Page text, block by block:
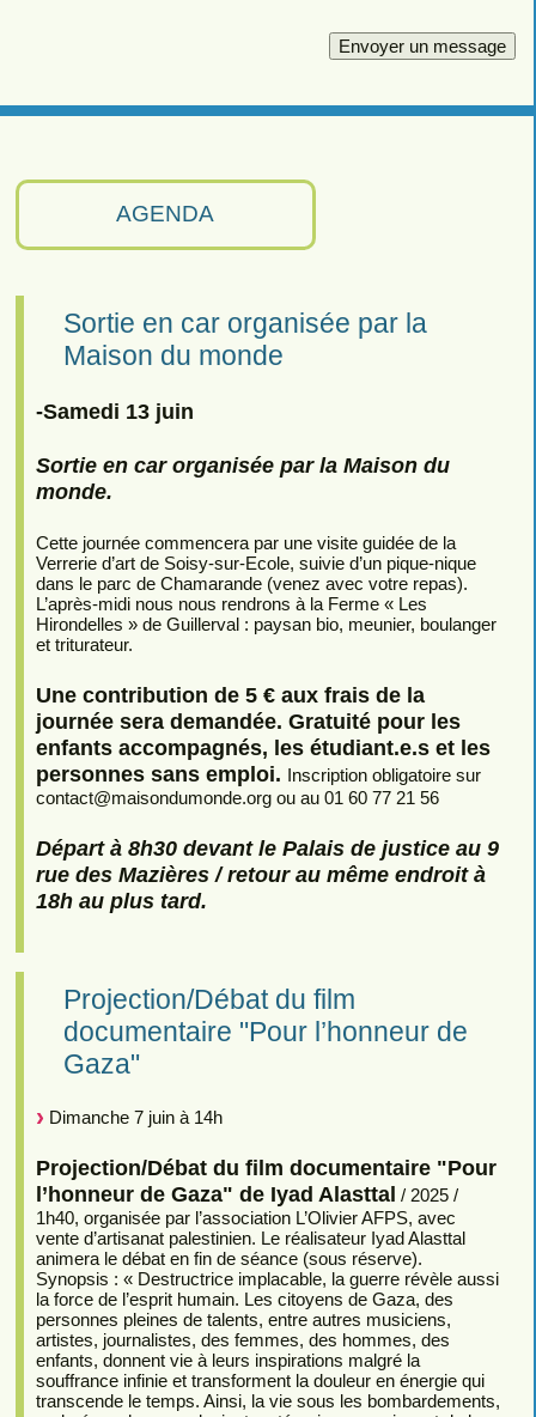
AGENDA
Sortie en car organisée par la
Maison du monde
-Samedi 13 juin
Sortie en car organisée par la Maison du
monde.
Cette journée commencera par une visite guidée de la
Verrerie d’art de Soisy-sur-Ecole, suivie d’un pique-nique
dans le parc de Chamarande (venez avec votre repas).
L’après-midi nous nous rendrons à la Ferme « Les
Hirondelles » de Guillerval : paysan bio, meunier, boulanger
et triturateur.
Une contribution de 5 € aux frais de la
journée sera demandée. Gratuité pour les
enfants accompagnés, les étudiant.e.s et les
personnes sans emploi. Inscription obligatoire sur
contact@maisondumonde.org ou au 01 60 77 21 56
Départ à 8h30 devant le Palais de justice au 9
rue des Mazières / retour au même endroit à
18h au plus tard.
Projection/Débat du film
documentaire "Pour l’honneur de
Gaza"
Dimanche 7 juin à 14h
Projection/Débat du film documentaire "Pour
l’honneur de Gaza" de Iyad Alasttal / 2025 /
1h40, organisée par l’association L’Olivier AFPS, avec
vente d’artisanat palestinien. Le réalisateur Iyad Alasttal
animera le débat en fin de séance (sous réserve).
Synopsis : « Destructrice implacable, la guerre révèle aussi
la force de l’esprit humain. Les citoyens de Gaza, des
personnes pleines de talents, entre autres musiciens,
artistes, journalistes, des femmes, des hommes, des
enfants, donnent vie à leurs inspirations malgré la
souffrance infinie et transforment la douleur en énergie qui
transcende le temps. Ainsi, la vie sous les bombardements,